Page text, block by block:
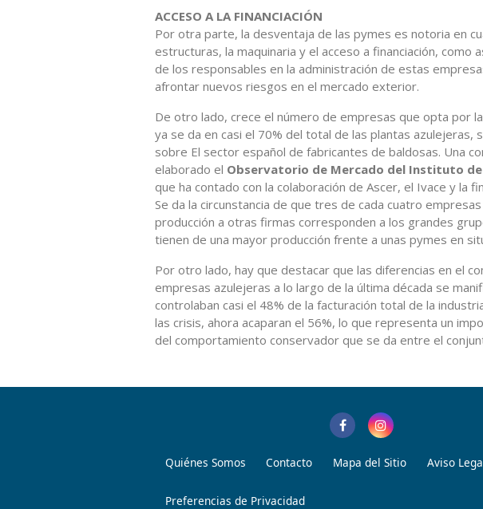
ACCESO A LA FINANCIACIÓN
Por otra parte, la desventaja de las pymes es notoria en
estructuras, la maquinaria y el acceso a financiación, como
de los responsables en la administración de estas
afrontar nuevos riesgos en el mercado exterior.
De otro lado, crece el número de empresas que opta por
ya se da en casi el 70% del total de las plantas azulejeras,
sobre El sector español de fabricantes de baldosas. Una
elaborado el Observatorio de Mercado del Instituto de
que ha contado con la colaboración de Ascer, el Ivace y la
Se da la circunstancia de que tres de cada cuatro
producción a otras firmas corresponden a los grandes
tienen de una mayor producción frente a unas pymes en
Por otro lado, hay que destacar que las diferencias en el
empresas azulejeras a lo largo de la última década se
controlaban casi el 48% de la facturación total de la
las crisis, ahora acaparan el 56%, lo que representa un
del comportamiento conservador que se da entre el
Quiénes Somos Contacto Mapa del Sitio Aviso
Preferencias de Privacidad